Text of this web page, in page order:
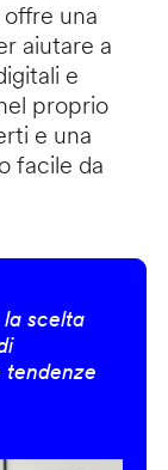
una
aiutare a
e
proprio
e una
facile da
scelta
tendenze